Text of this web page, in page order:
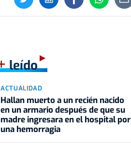
leído
ACTUALIDAD
Hallan muerto a un recién nacido
en un armario después de que su
madre ingresara en el hospital por
una hemorragia